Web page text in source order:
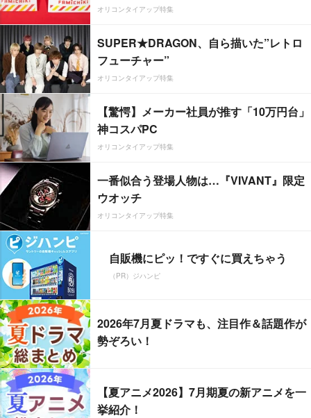
オリコンタイアップ特集
SUPER★DRAGON、自ら描いた”レトロ
フューチャー”
オリコンタイアップ特集
【驚愕】メーカー社員が推す「10万円台」
神コスパPC
オリコンタイアップ特集
一番似合う登場人物は…『VIVANT』限定
ウオッチ
オリコンタイアップ特集
自販機にピッ！ですぐに買えちゃう
（PR）ジハンピ
2026年7月夏ドラマも、注目作＆話題作が
勢ぞろい！
【夏アニメ2026】7月期夏の新アニメを一
挙紹介！